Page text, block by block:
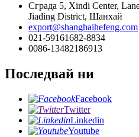
Сграда 5, Xindi Center,
Jiading District, Шанхай
export@shanghaihefeng.com
021-59161682-8834
0086-13482186913
Последвай ни
Facebook
Twitter
Linkedin
Youtube